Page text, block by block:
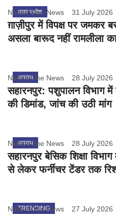
उत्तर प्रदेश
Nation One News 31 July 2026
ग़ाज़ीपुर में विपक्ष पर जमकर
असला बारूद नहीं रामलीला
अपराध
Nation One News 28 July 2026
सहारनपुर: पशुपालन विभाग
की डिमांड, जांच की उठी मांग
अपराध
Nation One News 28 July 2026
सहारनपुर बेसिक शिक्षा विभाग
से लेकर फर्नीचर टेंडर तक
TRENDING
Nation One News 27 July 2026